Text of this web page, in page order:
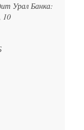
Урал Банка:
10